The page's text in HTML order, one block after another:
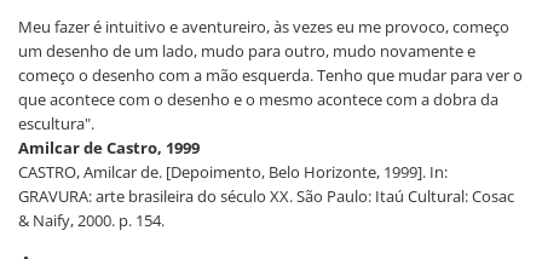
Meu fazer é intuitivo e aventureiro, às vezes eu me provoco, começo
um desenho de um lado, mudo para outro, mudo novamente e
começo o desenho com a mão esquerda. Tenho que mudar para ver o
que acontece com o desenho e o mesmo acontece com a dobra da
escultura".
Amilcar de Castro, 1999
CASTRO, Amilcar de. [Depoimento, Belo Horizonte, 1999]. In:
GRAVURA: arte brasileira do século XX. São Paulo: Itaú Cultural: Cosac
& Naify, 2000. p. 154.